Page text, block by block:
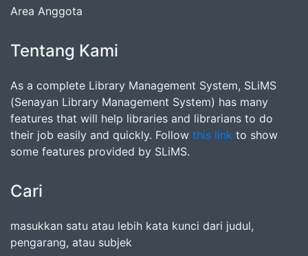
Area Anggota
Tentang Kami
As a complete Library Management System, SLiMS
(Senayan Library Management System) has many
features that will help libraries and librarians to do
their job easily and quickly. Follow this link to show
some features provided by SLiMS.
Cari
masukkan satu atau lebih kata kunci dari judul,
pengarang, atau subjek